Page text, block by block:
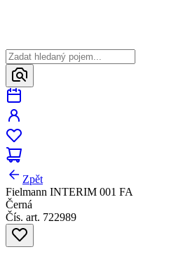
Zpět
Fielmann INTERIM 001 FA
Černá
Čís. art. 722989